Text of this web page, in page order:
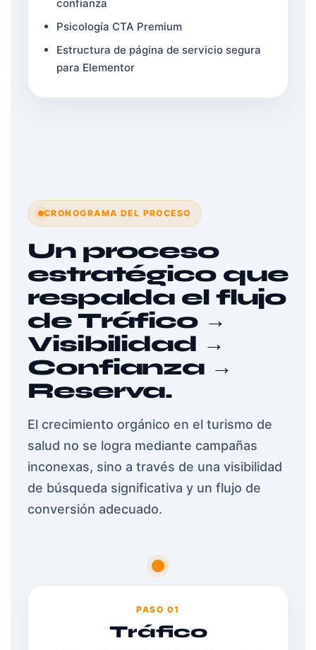
confianza
Psicología CTA Premium
Estructura de página de servicio segura
para Elementor
CRONOGRAMA DEL PROCESO
Un proceso
estratégico que
respalda el flujo
de Tráfico →
Visibilidad →
Confianza →
Reserva.
El crecimiento orgánico en el turismo de
salud no se logra mediante campañas
inconexas, sino a través de una visibilidad
de búsqueda significativa y un flujo de
conversión adecuado.
PASO 01
Tráfico